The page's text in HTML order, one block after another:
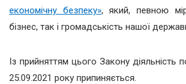
економічну безпеку», який, певною
бізнес, так і громадськість нашої
Із прийняттям цього Закону діяльність
25.09.2021 року припиняється.